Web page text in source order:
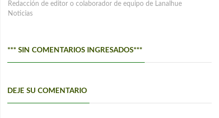
Redacción de editor o colaborador de equipo de Lanalhue
Noticias
*** SIN COMENTARIOS INGRESADOS***
DEJE SU COMENTARIO